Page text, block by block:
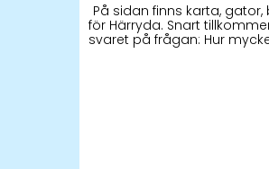
På sidan finns karta,
för Härryda. Snart
svaret på frågan: Hur